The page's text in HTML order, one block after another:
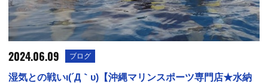
2024.06.09 ブログ
湿気との戦いι(´Д｀υ)【沖縄マリンスポーツ専門店★水納